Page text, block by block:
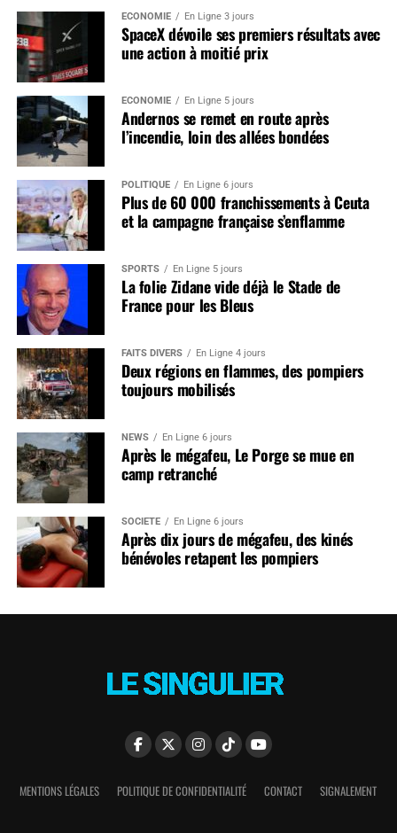
ÉCONOMIE En Ligne 3 jours
SpaceX dévoile ses premiers résultats avec
une action à moitié prix
ÉCONOMIE En Ligne 5 jours
Andernos se remet en route après
l’incendie, loin des allées bondées
POLITIQUE En Ligne 6 jours
Plus de 60 000 franchissements à Ceuta
et la campagne française s’enflamme
SPORTS En Ligne 5 jours
La folie Zidane vide déjà le Stade de
France pour les Bleus
FAITS DIVERS En Ligne 4 jours
Deux régions en flammes, des pompiers
toujours mobilisés
NEWS En Ligne 6 jours
Après le mégafeu, Le Porge se mue en
camp retranché
SOCIÉTÉ En Ligne 6 jours
Après dix jours de mégafeu, des kinés
bénévoles retapent les pompiers
MENTIONS LÉGALES POLITIQUE DE CONFIDENTIALITÉ CONTACT SIGNALEMENT